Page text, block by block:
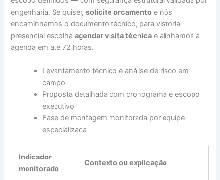
engenharia. Se quiser,solicite orcamento e nós
encaminhamos o documento técnico; para vistoria
presencial escolhaagendar visita técnica e alinhamos a
agenda em até 72 horas.
Levantamento técnico e análise de risco em
campo
Proposta detalhada com cronograma e escopo
executivo
Fase de montagem monitorada por equipe
especializada
Indicador
monitorado
Contexto ou explicação